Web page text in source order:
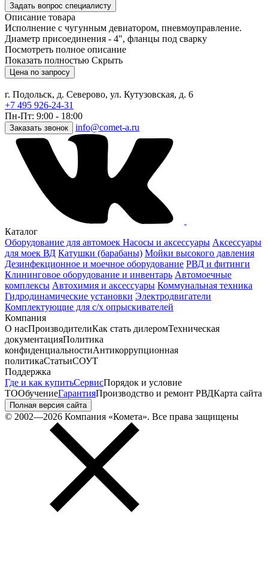
Задать вопрос специалисту
Описание товара
Исполнение с чугунным девиатором, пневмоуправление.
Диаметр присоединения - 4", фланцы под сварку
Посмотреть полное описание
Показать полностью Скрыть
Цена по запросу
г. Подольск, д. Северово, ул. Кутузовская, д. 6
+7 495 926-24-31
Пн-Пт: 9:00 - 18:00
Заказать звонок info@comet-a.ru
Каталог
Оборудование для автомоек Насосы и аксессуары Аксессуары
для моек ВД Катушки (барабаны) Мойки высокого давления
Дезинфекционное и моечное оборудование РВД и фитинги
Клининговое оборудование и инвентарь Автомоечные
комплексы Автохимия и аксессуары Коммунальная техника
Гидродинамические установки Электродвигатели
Комплектующие для с/х опрыскивателей
Компания
О насПроизводителиКак стать дилеромТехническая
документацияПолитика
конфиденциальностиАнтикоррупционная
политикаСтатьиСОУТ
Поддержка
Где и как купитьСервисПорядок и условие
ТООбучениеГарантияПроизводство и ремонт РВДКарта сайта
Полная версия сайта
© 2002—2026 Компания «Комета». Все права защищены